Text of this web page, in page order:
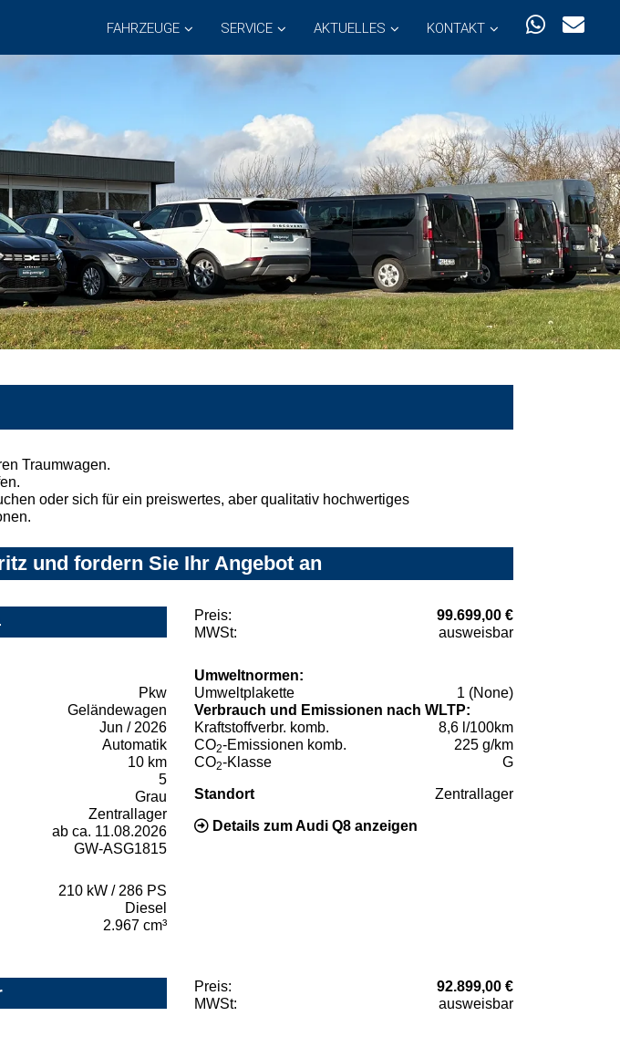
FAHRZEUGE SERVICE AKTUELLES KONTAKT
Traumwagen.
oder sich für ein preiswertes, aber qualitativ hochwertiges
und fordern Sie Ihr Angebot an
Preis:
99.699,00 €
MWSt:
ausweisbar
Pkw
Geländewagen
Jun / 2026
Automatik
10 km
5
Grau
Zentrallager
ab ca. 11.08.2026
GW-ASG1815
210 kW / 286 PS
Diesel
2.967 cm³
Umweltnormen:
Umweltplakette
1 (None)
Verbrauch und Emissionen nach WLTP:
Kraftstoffverbr. komb.
8,6 l/100km
CO2-Emissionen komb.
225 g/km
CO2-Klasse G
Standort Zentrallager
Details zum Audi Q8 anzeigen
Preis:
92.899,00 €
MWSt:
ausweisbar